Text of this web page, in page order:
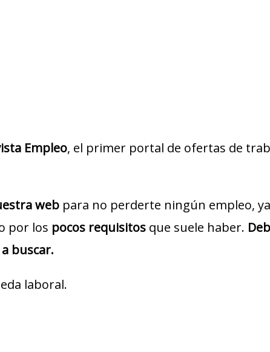
Empleo, el primer portal de ofertas de
web para no perderte ningún empleo,
por los pocos requisitosque suele haber.
buscar.
laboral.